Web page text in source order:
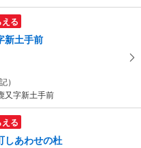
る
新土手前
）
又字新土手前
る
しあわせの杜